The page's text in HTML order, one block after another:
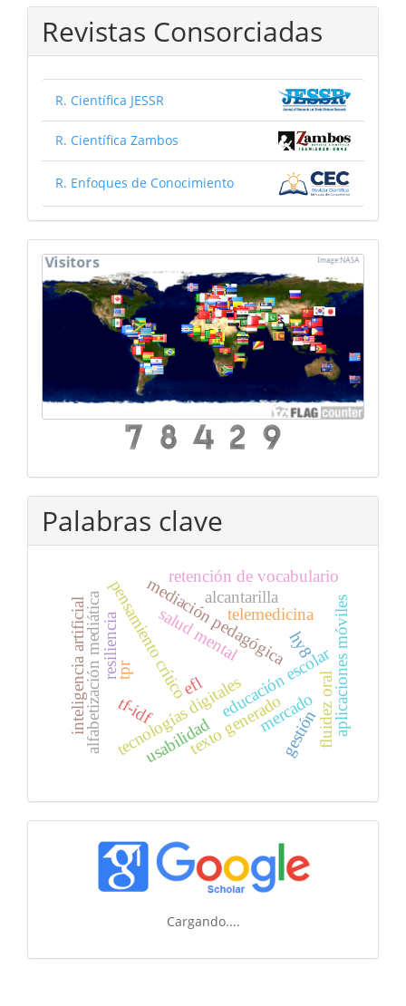
Revistas Consorciadas
R. Científica JESSR
R. Científica Zambos
R. Enfoques de Conocimiento
mapa
Palabras clave
pensamiento crítico
tecnologías digitaleseducación escolar
alfabetización mediática mediación pedagógica
salud mental aplicaciones móviles
telemedicina
texto generado
tf-idf
tpr
retención de vocabulario
fluidez oral
efl
inteligencia artificial resiliencia
mercado
gestión
alcantarilla
hy8
usabilidad
Cargando....